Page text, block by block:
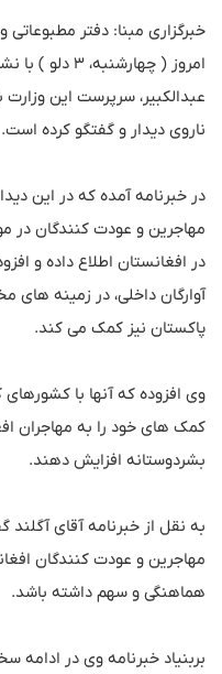
خبرگزاری مبنا: دفتر
امروز (
عبدالکبیر، سرپرست این وزارت
ناروی دیدار و گفتگو کرده است.
در خبرنامه آمده که در این
مهاجرین و عودت کنندگان در
در افغانستان اطلاع داده و
آوارگان داخلی، در زمینه های
پاکستان نیز کمک می‌ کند.
وی افزوده که آنها با
کمک های خود را به مهاجران
بشردوستانه افزایش دهند.
به نقل از خبرنامه آقای
مهاجرین و عودت کنندگان
هماهنگی و سهم داشته باشد.
بربنیاد خبرنامه وی در ادامه